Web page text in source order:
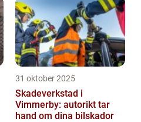
31 oktober 2025
Skadeverkstad i
Vimmerby: autorikt tar
hand om dina bilskador